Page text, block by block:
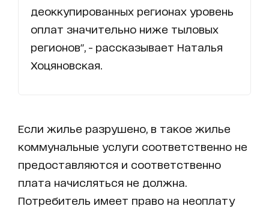
деоккупированных регионах уровень
оплат значительно ниже тыловых
регионов", - рассказывает Наталья
Хоцяновская.
Если жилье разрушено, в такое жилье
коммунальные услуги соответственно не
предоставляются и соответственно
плата начисляться не должна.
Потребитель имеет право на неоплату